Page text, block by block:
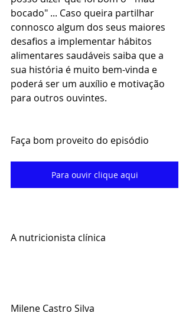
bocado" ... Caso queira partilhar
connosco algum dos seus maiores
desafios a implementar hábitos
alimentares saudáveis saiba que a
sua história é muito bem-vinda e
poderá ser um auxílio e motivação
para outros ouvintes.
Faça bom proveito do episódio
Para ouvir clique aqui
A nutricionista clínica
Milene Castro Silva